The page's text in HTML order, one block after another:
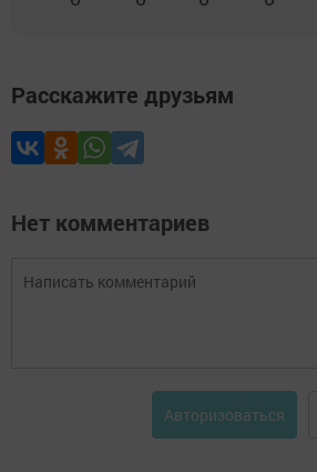
Расскажите друзьям
Нет комментариев
Авторизоваться